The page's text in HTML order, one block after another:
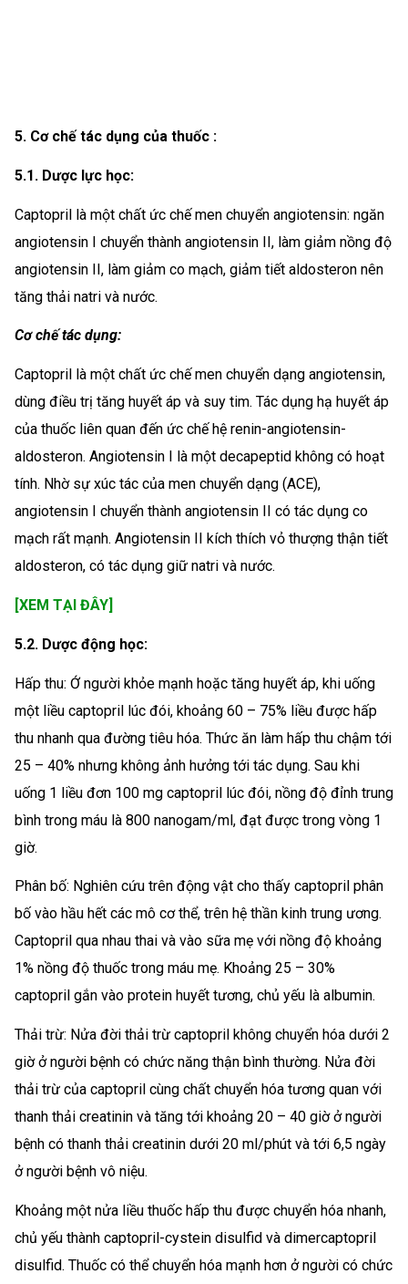
5. Cơ chế tác dụng của thuốc :
5.1. Dược lực học:
Captopril là một chất ức chế men chuyển angiotensin: ngăn
angiotensin I chuyển thành angiotensin II, làm giảm nồng độ
angiotensin II, làm giảm co mạch, giảm tiết aldosteron nên
tăng thải natri và nước.
Cơ chế tác dụng:
Captopril là một chất ức chế men chuyển dạng angiotensin,
dùng điều trị tăng huyết áp và suy tim. Tác dụng hạ huyết áp
của thuốc liên quan đến ức chế hệ renin-angiotensin-
aldosteron. Angiotensin I là một decapeptid không có hoạt
tính. Nhờ sự xúc tác của men chuyển dạng (ACE),
angiotensin I chuyển thành angiotensin II có tác dụng co
mạch rất mạnh. Angiotensin II kích thích vỏ thượng thận tiết
aldosteron, có tác dụng giữ natri và nước.
[XEM TẠI ĐÂY]
5.2. Dược động học:
Hấp thu: Ớ người khỏe mạnh hoặc tăng huyết áp, khi uống
một liều captopril lúc đói, khoảng 60 – 75% liều được hấp
thu nhanh qua đường tiêu hóa. Thức ăn làm hấp thu chậm tới
25 – 40% nhưng không ảnh hưởng tới tác dụng. Sau khi
uống 1 liều đơn 100 mg captopril lúc đói, nồng độ đỉnh trung
bình trong máu là 800 nanogam/ml, đạt được trong vòng 1
giờ.
Phân bố: Nghiên cứu trên động vật cho thấy captopril phân
bố vào hầu hết các mô cơ thể, trên hệ thần kinh trung ương.
Captopril qua nhau thai và vào sữa mẹ với nồng độ khoảng
1% nồng độ thuốc trong máu mẹ. Khoảng 25 – 30%
captopril gắn vào protein huyết tương, chủ yếu là albumin.
Thải trừ: Nửa đời thải trừ captopril không chuyển hóa dưới 2
giờ ở người bệnh có chức năng thận bình thường. Nửa đời
thải trừ của captopril cùng chất chuyển hóa tương quan với
thanh thải creatinin và tăng tới khoảng 20 – 40 giờ ở người
bệnh có thanh thải creatinin dưới 20 ml/phút và tới 6,5 ngày
ở người bệnh vô niệu.
Khoảng một nửa liều thuốc hấp thu được chuyển hóa nhanh,
chủ yếu thành captopril-cystein disulfid và dimercaptopril
disulfid. Thuốc có thể chuyển hóa mạnh hơn ở người có chức